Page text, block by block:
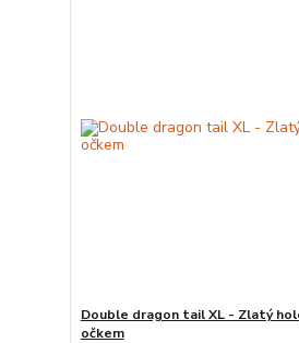
Double dragon tail XL - Zlatý
očkem